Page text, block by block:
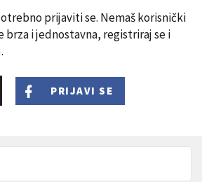
prijaviti se. Nemaš korisnički
brza i jednostavna, registriraj se i
PRIJAVI SE